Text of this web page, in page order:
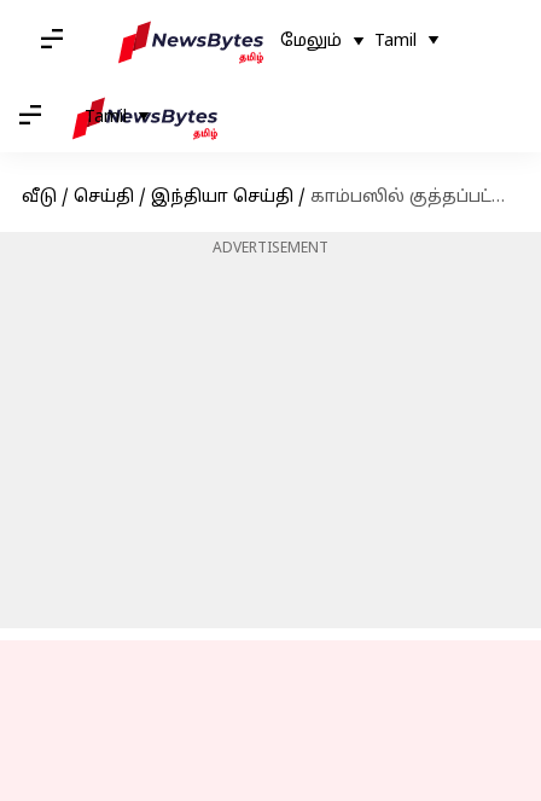
மேலும் Tamil
Tamil
வீடு / செய்தி / இந்தியா செய்தி / காம்பஸில் குத்தப்பட்டு, நிர்வாணமாக்கட்டு..:கேரள நர்சிங் கல்லூரியில் ராகிங் கொடுமை
ADVERTISEMENT